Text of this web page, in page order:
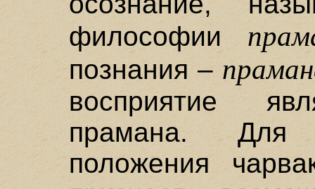
философии
познания –
восприятие
прамана. Для
положения